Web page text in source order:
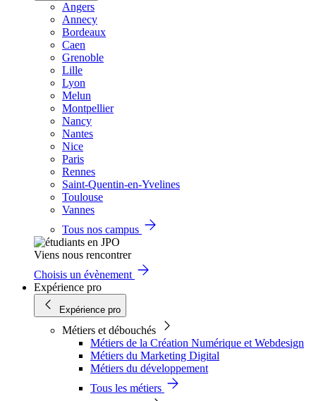
Angers
Annecy
Bordeaux
Caen
Grenoble
Lille
Lyon
Melun
Montpellier
Nancy
Nantes
Nice
Paris
Rennes
Saint-Quentin-en-Yvelines
Toulouse
Vannes
Tous nos campus
Viens nous rencontrer
Choisis un évènement
Expérience pro
Expérience pro
Métiers et débouchés
Métiers de la Création Numérique et Webdesign
Métiers du Marketing Digital
Métiers du développement
Tous les métiers